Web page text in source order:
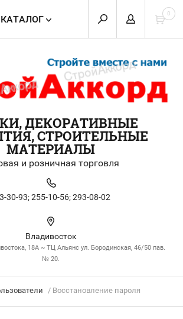
0
КАТАЛОГ
ДЕКОРАТИВНЫЕ
СТРОИТЕЛЬНЫЕ
МАТЕРИАЛЫ
и розничная торговля
30-93; 255-10-56; 293-08-02
Владивосток
18А ~ ТЦ Альянс ул. Бородинская, 46/50 пав.
№ 20.
/ Восстановление пароля